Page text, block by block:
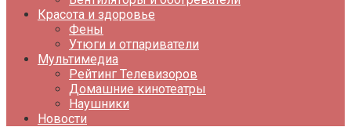
Красота и здоровье
Фены
Утюги и отпариватели
Мультимедиа
Рейтинг Телевизоров
Домашние кинотеатры
Наушники
Новости